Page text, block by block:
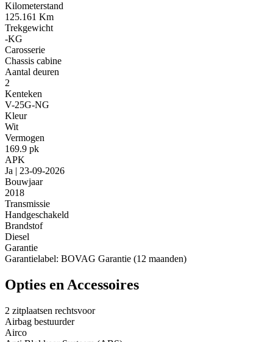
Kilometerstand
125.161 Km
Trekgewicht
-KG
Carosserie
Chassis cabine
Aantal deuren
2
Kenteken
V-25G-NG
Kleur
Wit
Vermogen
169.9 pk
APK
Ja | 23-09-2026
Bouwjaar
2018
Transmissie
Handgeschakeld
Brandstof
Diesel
Garantie
Garantielabel: BOVAG Garantie (12 maanden)
Opties en Accessoires
2 zitplaatsen rechtsvoor
Airbag bestuurder
Airco